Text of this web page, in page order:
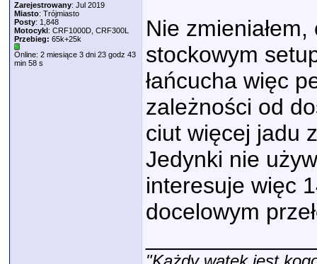
Zarejestrowany: Jul 2019
Miasto: Trójmiasto
Posty: 1,848
Motocykl: CRF1000D, CRF300L
Przebieg: 65k+25k
Online: 2 miesiące 3 dni 23 godz 43
min 58 s
Nie
stockowym
łańcucha więc
zależności od
ciut więcej jadu
Jedynki nie
interesuje więc
docelowym